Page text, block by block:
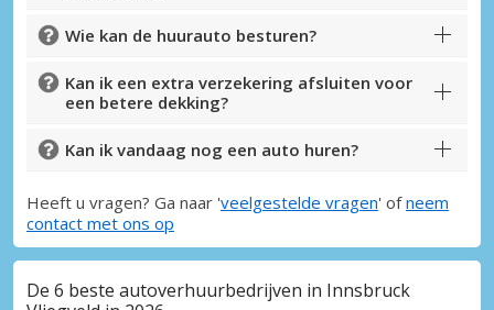
Wie kan de huurauto besturen?
Kan ik een extra verzekering afsluiten voor
een betere dekking?
Kan ik vandaag nog een auto huren?
Heeft u vragen? Ga naar 'veelgestelde vragen' ofneem
contact met ons op
De 6 beste autoverhuurbedrijven in Innsbruck